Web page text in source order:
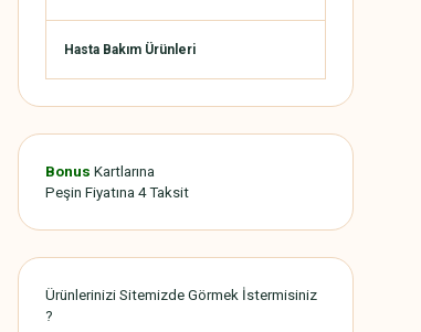
Hasta Bakım Ürünleri
Bonus Kartlarına
Peşin Fiyatına 4 Taksit
Ürünlerinizi Sitemizde Görmek İstermisiniz
?